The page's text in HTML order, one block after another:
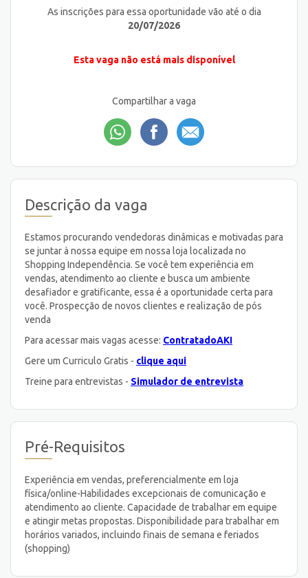
As inscrições para essa oportunidade vão até o dia
20/07/2026
Esta vaga não está mais disponível
Compartilhar a vaga
Descrição da vaga
Estamos procurando vendedoras dinâmicas e motivadas para
se juntar à nossa equipe em nossa loja localizada no
Shopping Independência. Se você tem experiência em
vendas, atendimento ao cliente e busca um ambiente
desafiador e gratificante, essa é a oportunidade certa para
você. Prospecção de novos clientes e realização de pós
venda
Para acessar mais vagas acesse: ContratadoAKI
Gere um Curriculo Gratis - clique aqui
Treine para entrevistas - Simulador de entrevista
Pré-Requisitos
Experiência em vendas, preferencialmente em loja
física/online-Habilidades excepcionais de comunicação e
atendimento ao cliente. Capacidade de trabalhar em equipe
e atingir metas propostas. Disponibilidade para trabalhar em
horários variados, incluindo finais de semana e feriados
(shopping)